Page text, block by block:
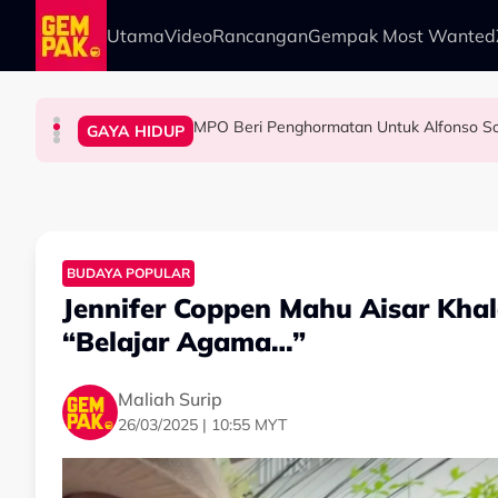
Skip to main content
UtamaVideoRancanganGempak Most Wanted
HIBURAN Zain Saidin Syukur Kembali Shooting, Akui
GAYA HIDUP MPO Beri Penghormatan Untuk Alfonso
HIBURAN “Harapnya Tahun Ini Terakhir La Untuk
HIBURAN Yusry Belum Terfikir Masuk GV, Rasa Tak
BUDAYA POPULAR
Jennifer Coppen Mahu Aisar
“Belajar Agama…”
Maliah Surip
26/03/2025 | 10:55 MYT